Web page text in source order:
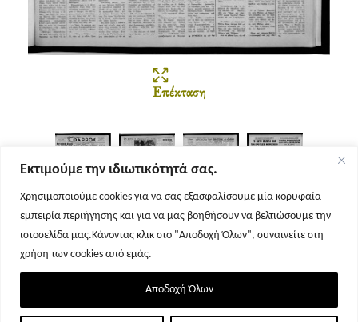
Εκτιμούμε την ιδιωτικότητά σας.
Χρησιμοποιούμε cookies για να σας εξασφαλίσουμε μία κορυφαία
εμπειρία περιήγησης και για να μας βοηθήσουν να βελτιώσουμε την
ιστοσελίδα μας.Κάνοντας κλικ στο "Αποδοχή Όλων", συναινείτε στη
χρήση των cookies από εμάς.
Αποδοχή Όλων
Επέκταση
Σελίδα 1 Σελίδα 2 Σελίδα 3 Σελίδα 4